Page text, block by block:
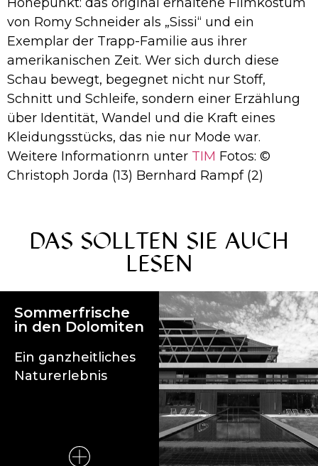
Höhepunkt: das original erhaltene Filmkostüm
von Romy Schneider als „Sissi“ und ein
Exemplar der Trapp-Familie aus ihrer
amerikanischen Zeit. Wer sich durch diese
Schau bewegt, begegnet nicht nur Stoff,
Schnitt und Schleife, sondern einer Erzählung
über Identität, Wandel und die Kraft eines
Kleidungsstücks, das nie nur Mode war.
Weitere Informationrn unter TIM Fotos: ©
Christoph Jorda (13) Bernhard Rampf (2)
DAS SOLLTEN SIE AUCH
LESEN
Sommerfrische
in den Dolomiten
Ein ganzheitliches
Naturerlebnis